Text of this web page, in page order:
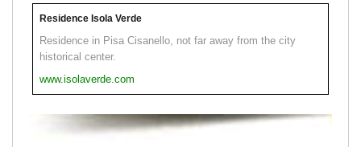
Residence Isola Verde
Residence in Pisa Cisanello, not far away from the city
historical center.
www.isolaverde.com